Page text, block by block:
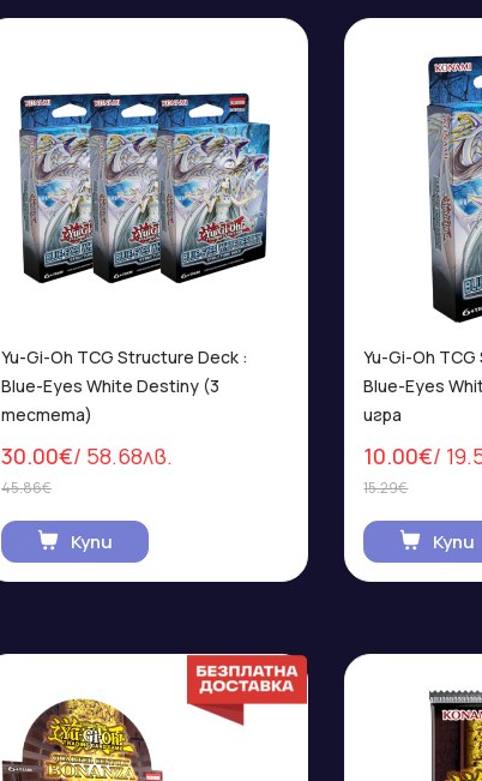
Yu-Gi-Oh TCG Structure Deck :
Blue-Eyes White Destiny (3
тестета)
30.00€/ 58.68лв.
45.86€
Купи
Yu-Gi-Oh
Blue-Eyes
игра
10.00€/
15.29€
Купи